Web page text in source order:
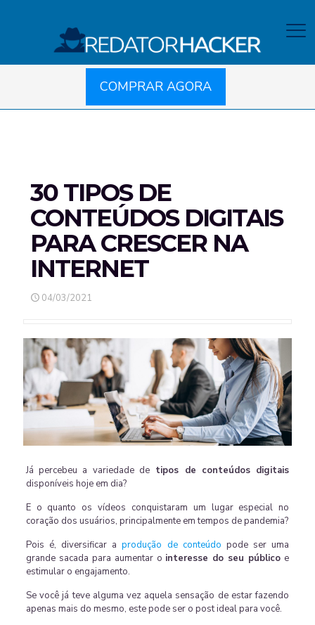
COMPRAR AGORA
30 TIPOS DE
CONTEÚDOS DIGITAIS
PARA CRESCER NA
INTERNET
04/03/2021
Já percebeu a variedade de tipos de conteúdos digitais
disponíveis hoje em dia?
E o quanto os vídeos conquistaram um lugar especial no
coração dos usuários, principalmente em tempos de pandemia?
Pois é, diversificar aprodução de conteúdo pode ser uma
grande sacada para aumentar o interesse do seu público e
estimular o engajamento.
Se você já teve alguma vez aquela sensação de estar fazendo
apenas mais do mesmo, este pode ser o post ideal para você.